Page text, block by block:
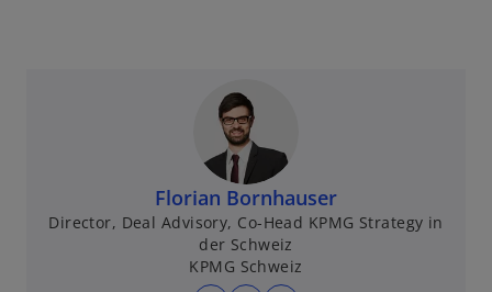
Florian Bornhauser
Director, Deal Advisory, Co-Head KPMG Strategy in
der Schweiz
KPMG Schweiz